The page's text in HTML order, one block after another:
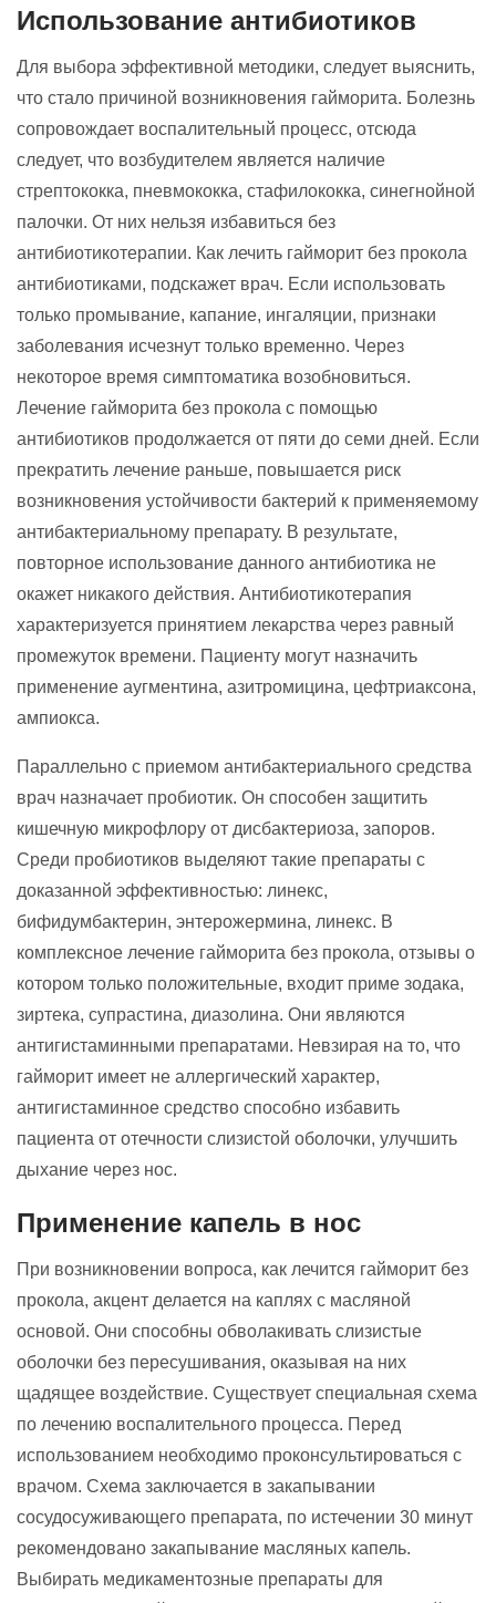
Использование антибиотиков
Для выбора эффективной методики, следует выяснить,
что стало причиной возникновения гайморита. Болезнь
сопровождает воспалительный процесс, отсюда
следует, что возбудителем является наличие
стрептококка, пневмококка, стафилококка, синегнойной
палочки. От них нельзя избавиться без
антибиотикотерапии. Как лечить гайморит без прокола
антибиотиками, подскажет врач. Если использовать
только промывание, капание, ингаляции, признаки
заболевания исчезнут только временно. Через
некоторое время симптоматика возобновиться.
Лечение гайморита без прокола с помощью
антибиотиков продолжается от пяти до семи дней. Если
прекратить лечение раньше, повышается риск
возникновения устойчивости бактерий к применяемому
антибактериальному препарату. В результате,
повторное использование данного антибиотика не
окажет никакого действия. Антибиотикотерапия
характеризуется принятием лекарства через равный
промежуток времени. Пациенту могут назначить
применение аугментина, азитромицина, цефтриаксона,
ампиокса.
Параллельно с приемом антибактериального средства
врач назначает пробиотик. Он способен защитить
кишечную микрофлору от дисбактериоза, запоров.
Среди пробиотиков выделяют такие препараты с
доказанной эффективностью: линекс,
бифидумбактерин, энтерожермина, линекс. В
комплексное лечение гайморита без прокола, отзывы о
котором только положительные, входит приме зодака,
зиртека, супрастина, диазолина. Они являются
антигистаминными препаратами. Невзирая на то, что
гайморит имеет не аллергический характер,
антигистаминное средство способно избавить
пациента от отечности слизистой оболочки, улучшить
дыхание через нос.
Применение капель в нос
При возникновении вопроса, как лечится гайморит без
прокола, акцент делается на каплях с масляной
основой. Они способны обволакивать слизистые
оболочки без пересушивания, оказывая на них
щадящее воздействие. Существует специальная схема
по лечению воспалительного процесса. Перед
использованием необходимо проконсультироваться с
врачом. Схема заключается в закапывании
сосудосуживающего препарата, по истечении 30 минут
рекомендовано закапывание масляных капель.
Выбирать медикаментозные препараты для